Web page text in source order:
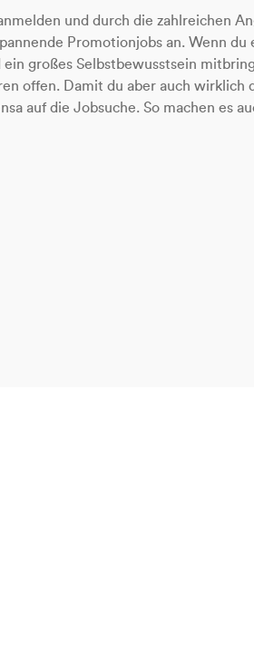
und durch die zahlreichen
Promotionjobs an. Wenn du
ein großes Selbstbewusstsein
offen. Damit du aber auch wirklich
auf die Jobsuche. So machen es